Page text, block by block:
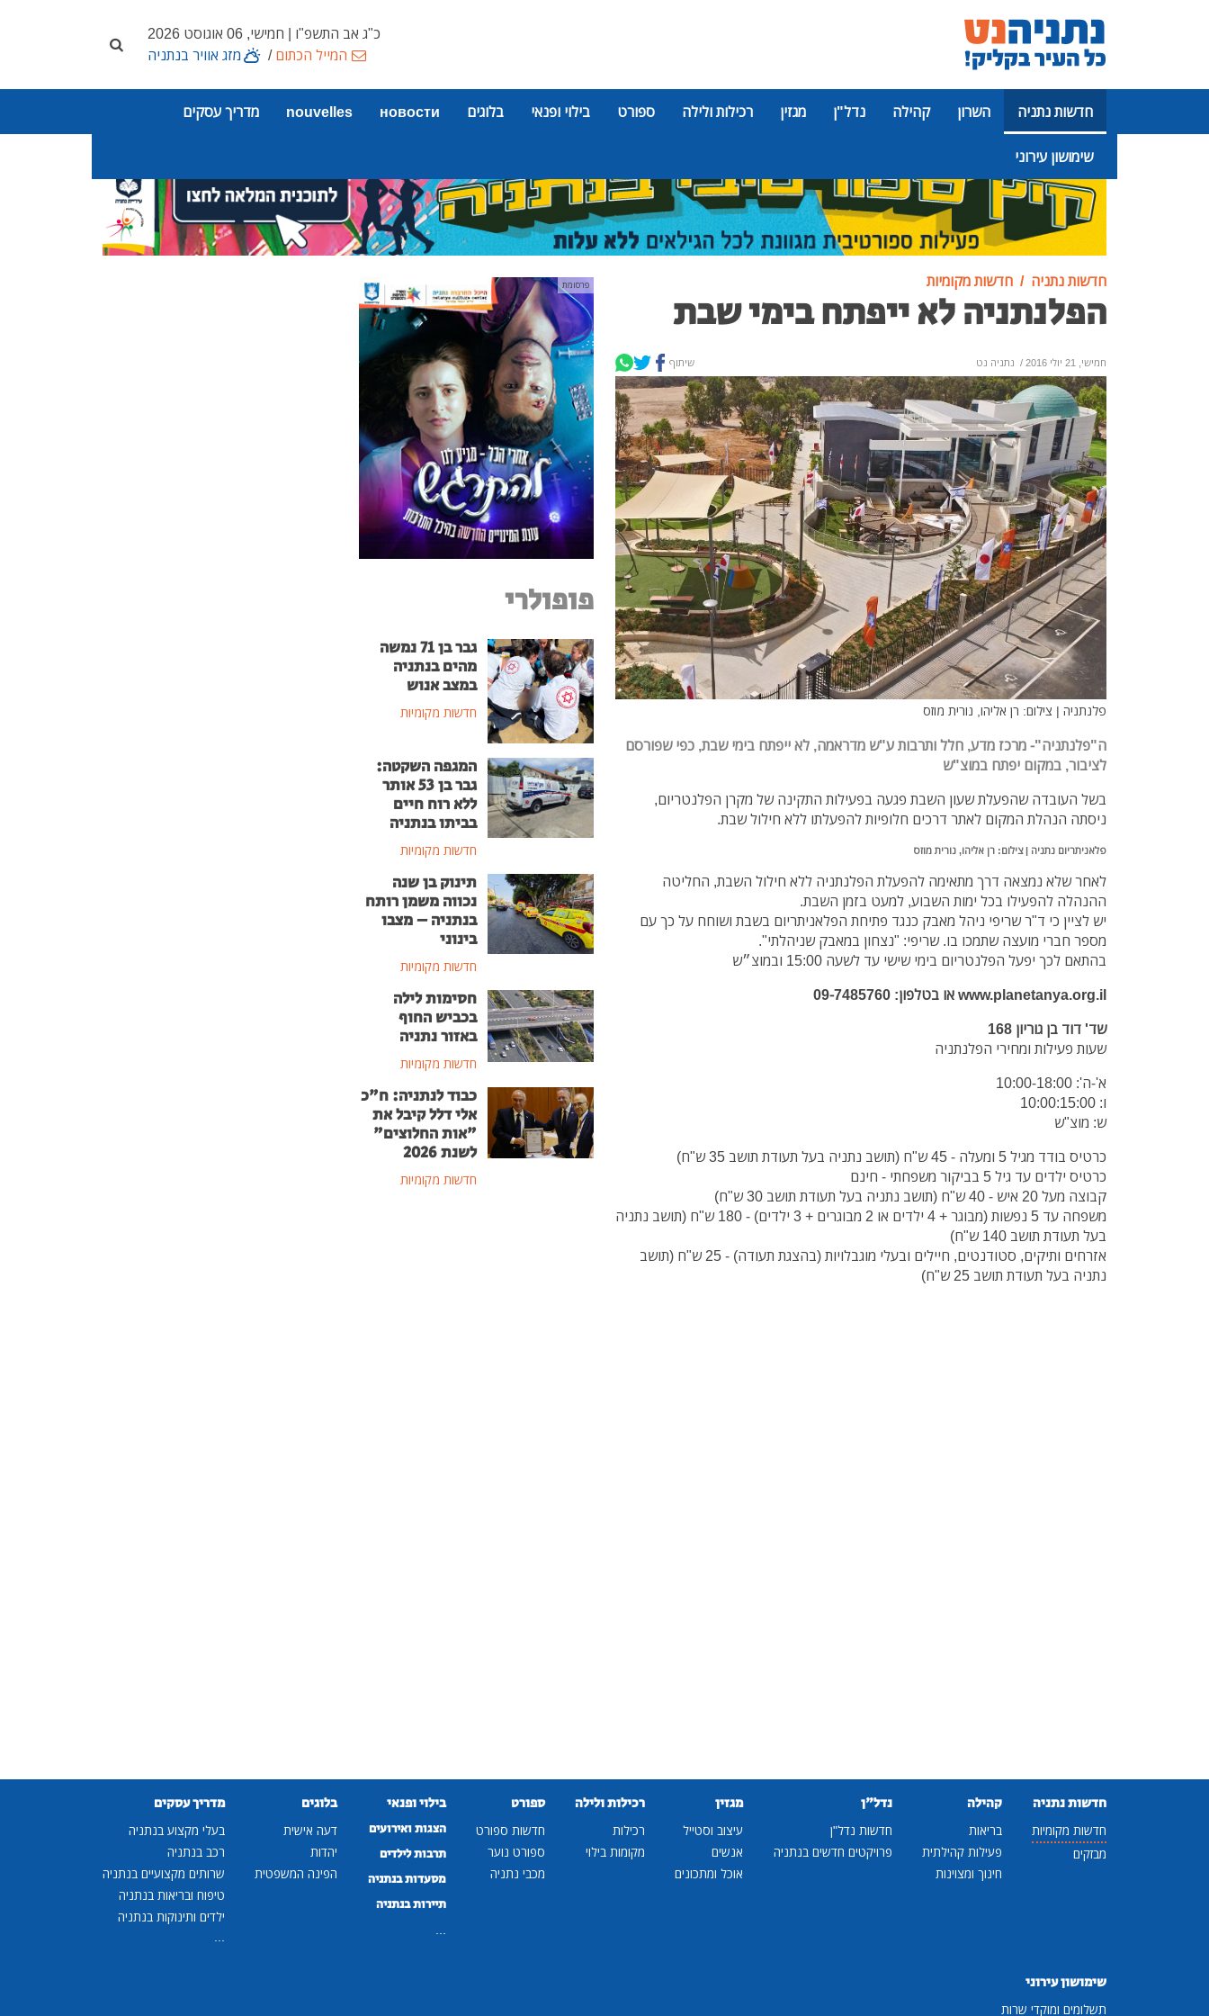
כ"ג אב התשפ"ו | חמישי, 06 אוגוסט 2026
המייל הכתום/ מזג אוויר בנתניה
חדשות נתניה השרון קהילה נדל"ן מגזין רכילות ולילה ספורט בילוי ופנאי בלוגים новости
nouvelles מדריך עסקים
שימושון עירוני
פרסומת
חדשות נתניה חדשות מקומיות
הפלנתניה לא ייפתח בימי שבת
חמישי, 21 יולי 2016 / נתניה נט שיתוף
פלנתניה | צילום: רן אליהו, נורית מוזס
ה"פלנתניה"- מרכז מדע, חלל ותרבות ע"ש מדראמה, לא ייפתח בימי שבת, כפי שפורסם
לציבור, במקום יפתח במוצ"ש
בשל העובדה שהפעלת שעון השבת פגעה בפעילות התקינה של מקרן הפלנטריום,
ניסתה הנהלת המקום לאתר דרכים חלופיות להפעלתו ללא חילול שבת.
פלאניתריום נתניה | צילום: רן אליהו, נורית מוזס
לאחר שלא נמצאה דרך מתאימה להפעלת הפלנתניה ללא חילול השבת, החליטה
ההנהלה להפעילו בכל ימות השבוע, למעט בזמן השבת.
יש לציין כי ד"ר שריפי ניהל מאבק כנגד פתיחת הפלאניתריום בשבת ושוחח על כך עם
מספר חברי מועצה שתמכו בו. שריפי: "נצחון במאבק שניהלתי".
בהתאם לכך יפעל הפלנטריום בימי שישי עד לשעה 15:00 ובמוצ״ש
www.planetanya.org.il או בטלפון: 09-7485760
שד' דוד בן גוריון 168
שעות פעילות ומחירי הפלנתניה
א'-ה': 10:00-18:00
ו: 10:00:15:00
ש: מוצ"ש
כרטיס בודד מגיל 5 ומעלה - 45 ש"ח (תושב נתניה בעל תעודת תושב 35 ש"ח)
כרטיס ילדים עד גיל 5 בביקור משפחתי - חינם
קבוצה מעל 20 איש - 40 ש"ח (תושב נתניה בעל תעודת תושב 30 ש"ח)
משפחה עד 5 נפשות (מבוגר + 4 ילדים או 2 מבוגרים + 3 ילדים) - 180 ש"ח (תושב נתניה
בעל תעודת תושב 140 ש"ח)
אזרחים ותיקים, סטודנטים, חיילים ובעלי מוגבלויות (בהצגת תעודה) - 25 ש"ח (תושב
נתניה בעל תעודת תושב 25 ש"ח)
פרסומת
פופולרי
גבר בן 71 נמשה
מהים בנתניה
במצב אנוש
חדשות מקומיות
המגפה השקטה:
גבר בן 53 אותר
ללא רוח חיים
בביתו בנתניה
חדשות מקומיות
תינוק בן שנה
נכווה משמן רותח
בנתניה – מצבו
בינוני
חדשות מקומיות
חסימות לילה
בכביש החוף
באזור נתניה
חדשות מקומיות
כבוד לנתניה: ח"כ
אלי דלל קיבל את
"אות החלוצים"
לשנת 2026
חדשות מקומיות
חדשות נתניה
חדשות מקומיות
מבזקים
קהילה
בריאות
פעילות קהילתית
חינוך ומצוינות
נדל"ן
חדשות נדל"ן
פרויקטים חדשים בנתניה
מגזין
עיצוב וסטייל
אנשים
אוכל ומתכונים
רכילות ולילה
רכילות
מקומות בילוי
ספורט
חדשות ספורט
ספורט נוער
מכבי נתניה
בילוי ופנאי
הצגות ואירועים
תרבות לילדים
מסעדות בנתניה
תיירות בנתניה
בלוגים
דעה אישית
יהדות
הפינה המשפטית
מדריך עסקים
בעלי מקצוע בנתניה
רכב בנתניה
שרותים מקצועיים בנתניה
טיפוח ובריאות בנתניה
ילדים ותינוקות בנתניה
שימושון עירוני
תשלומים ומוקדי שרות